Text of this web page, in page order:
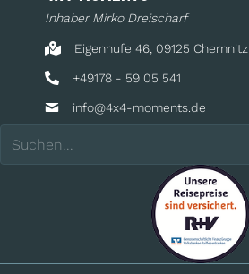
Inhaber Mirko Dreischarf
Eigenhufe 46, 09125 Chemnitz
+49178 - 59 05 541
info@4x4-moments.de